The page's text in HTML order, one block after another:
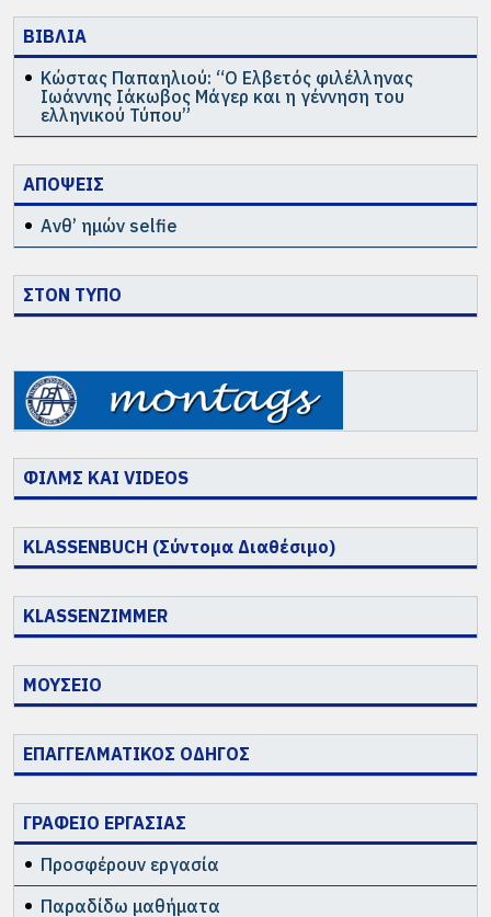
ΒΙΒΛΙΑ
Κώστας Παπαηλιού: “Ο Ελβετός φιλέλληνας
Ιωάννης Ιάκωβος Μάγερ και η γέννηση του
ελληνικού Τύπου”
ΑΠΟΨΕΙΣ
Ανθ’ ημών selfie
ΣΤΟΝ ΤΥΠΟ
ΦΙΛΜΣ ΚΑΙ VIDEOS
KLASSENBUCH (Σύντομα Διαθέσιμο)
KLASSENZIMMER
ΜΟΥΣΕΙΟ
ΕΠΑΓΓΕΛΜΑΤΙΚΟΣ ΟΔΗΓΟΣ
ΓΡΑΦΕΙΟ ΕΡΓΑΣΙΑΣ
Προσφέρουν εργασία
Παραδίδω μαθήματα